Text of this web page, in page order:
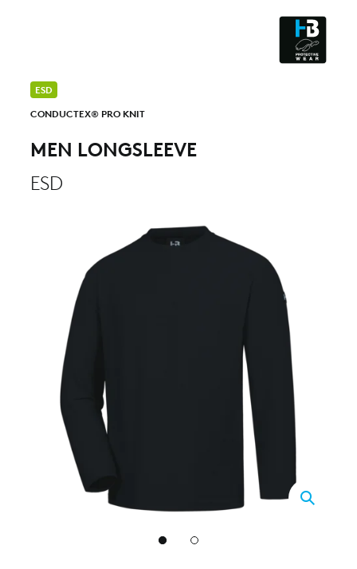
ESD
CONDUCTEX® PRO KNIT
MEN LONGSLEEVE
ESD